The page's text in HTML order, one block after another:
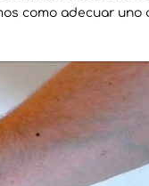
como adecuar uno